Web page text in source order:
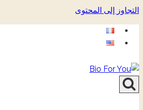
التجاوز إلى المحتوى